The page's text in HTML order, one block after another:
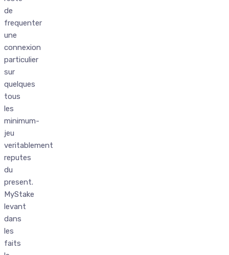
de
frequenter
une
connexion
particulier
sur
quelques
tous
les
minimum-
jeu
veritablement
reputes
du
present.
MyStake
levant
dans
les
faits